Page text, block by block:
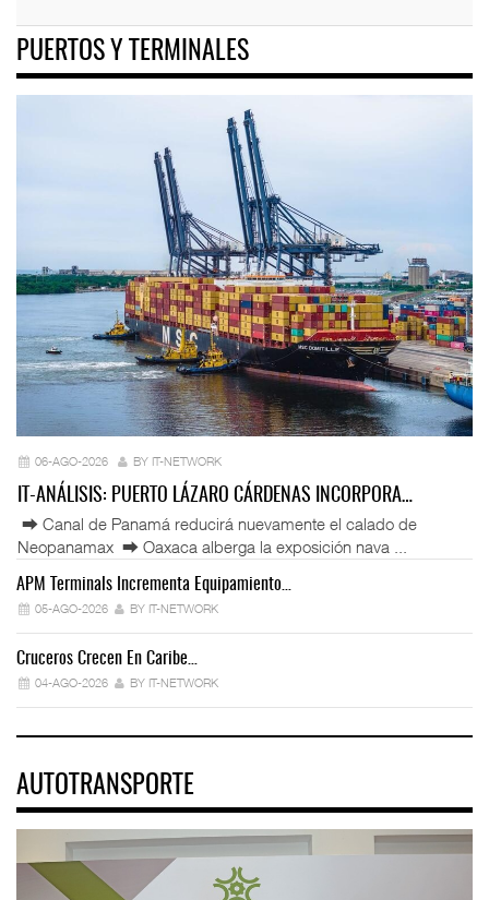
PUERTOS Y TERMINALES
06-AGO-2026 BY IT-NETWORK
IT-ANÁLISIS: PUERTO LÁZARO CÁRDENAS INCORPORA…
⮕ Canal de Panamá reducirá nuevamente el calado de
Neopanamax ⮕ Oaxaca alberga la exposición nava ...
APM Terminals Incrementa Equipamiento…
05-AGO-2026 BY IT-NETWORK
Cruceros Crecen En Caribe…
04-AGO-2026 BY IT-NETWORK
AUTOTRANSPORTE